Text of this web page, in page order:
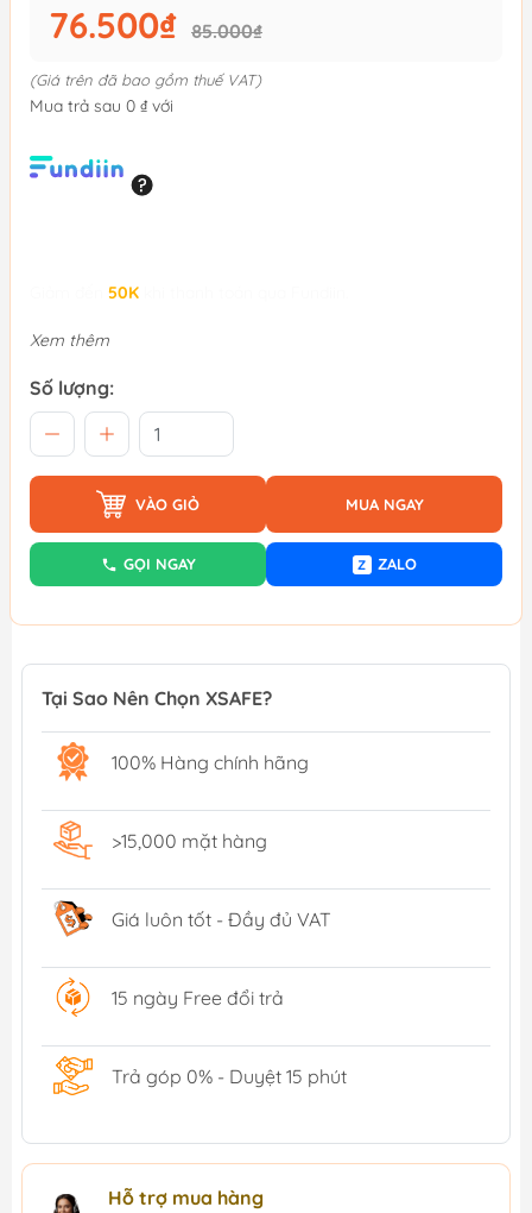
76.500₫ 85.000₫
(Giá trên đã bao gồm thuế VAT)
Mua trả sau 0 ₫ với
50K
Xem thêm
Số lượng:
VÀO GIỎ MUA NGAY
GỌI NGAY Z ZALO
Tại Sao Nên Chọn XSAFE?
100% Hàng chính hãng
>15,000 mặt hàng
Giá luôn tốt - Đầy đủ VAT
15 ngày Free đổi trả
Trả góp 0% - Duyệt 15 phút
Hỗ trợ mua hàng